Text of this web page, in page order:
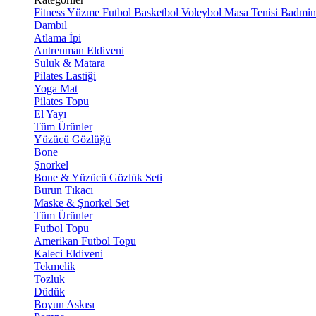
FitnessYüzme Futbol Basketbol Voleybol Masa Tenisi
Dambıl
Atlama İpi
Antrenman Eldiveni
Suluk & Matara
Pilates Lastiği
Yoga Mat
Pilates Topu
El Yayı
Tüm Ürünler
Yüzücü Gözlüğü
Bone
Şnorkel
Bone & Yüzücü Gözlük Seti
Burun Tıkacı
Maske & Şnorkel Set
Tüm Ürünler
Futbol Topu
Amerikan Futbol Topu
Kaleci Eldiveni
Tekmelik
Tozluk
Düdük
Boyun Askısı